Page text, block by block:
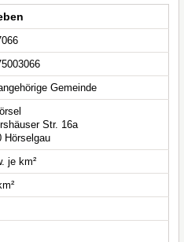
Gemeinde
Str. 16a
Hörselgau
je km²